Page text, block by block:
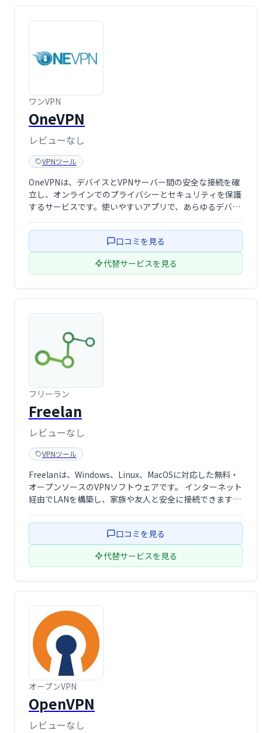
ワンVPN
OneVPN
レビューなし
VPNツール
OneVPNは、デバイスとVPNサーバー間の安全な接続を確
立し、オンラインでのプライバシーとセキュリティを保護
するサービスです。使いやすいアプリで、あらゆるデバイ
ータを安全に守ります。 悪意のあるアクセスから身を守
り、安全なインターネット体験を提 …
口コミを見る
代替サービスを見る
フリーラン
Freelan
レビューなし
VPNツール
Freelanは、Windows、Linux、MacOSに対応した無料・
オープンソースのVPNソフトウェアです。 インターネット
経由でLANを構築し、家族や友人と安全に接続できます。
ネットワークアクセス共有にも最適です。手軽にセキュア
口コミを見る
代替サービスを見る
オープンVPN
OpenVPN
レビューなし